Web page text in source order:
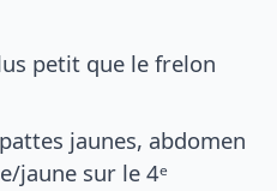
petit que le frelon
jaunes, abdomen
jaune sur le 4ᵉ